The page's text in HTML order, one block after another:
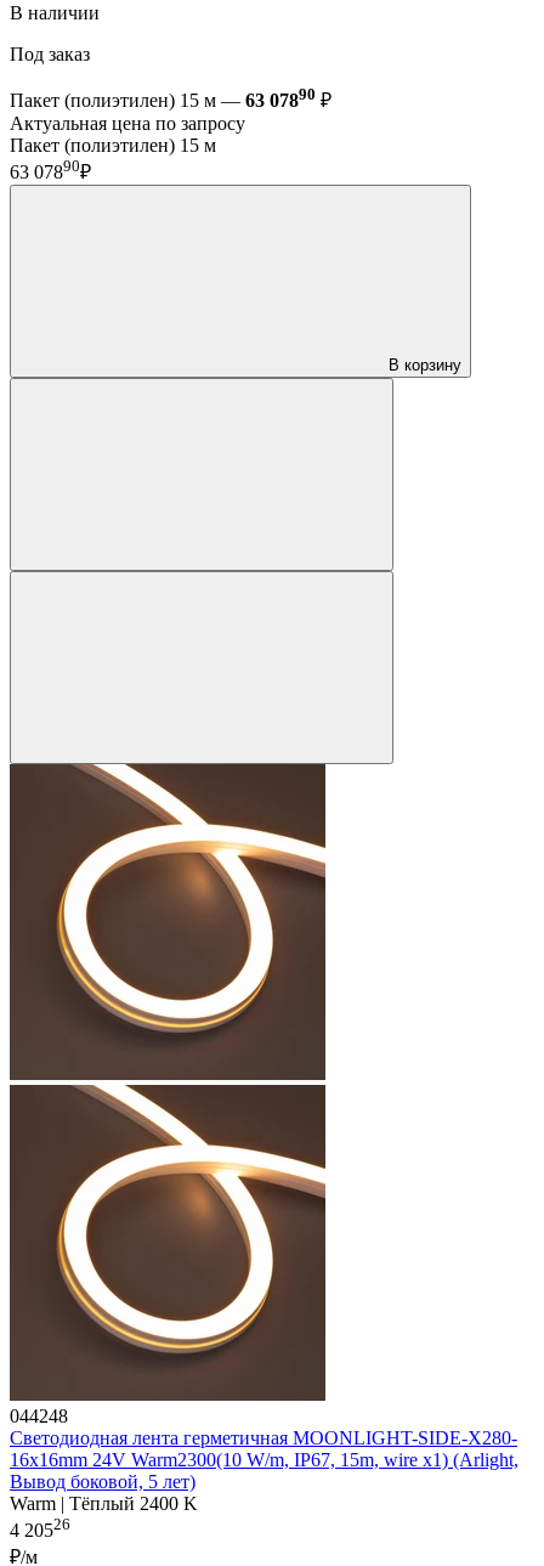
В наличии
Под заказ
Пакет (полиэтилен) 15 м — 63 07890 ₽
Актуальная цена по запросу
Пакет (полиэтилен) 15 м
63 07890₽
В корзину
044248
Светодиодная лента герметичная MOONLIGHT-SIDE-X280-
16x16mm 24V Warm2300(10 W/m, IP67, 15m, wire x1) (Arlight,
Вывод боковой, 5 лет)
Warm | Тёплый 2400 K
4 20526
₽/м